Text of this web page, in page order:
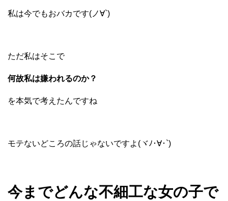
私は今でもおバカです(ノ∀`)
ただ私はそこで
何故私は嫌われるのか？
を本気で考えたんですね
モテないどころの話じゃないですよ(ヾﾉ･∀･`)
今までどんな不細工な女の子で